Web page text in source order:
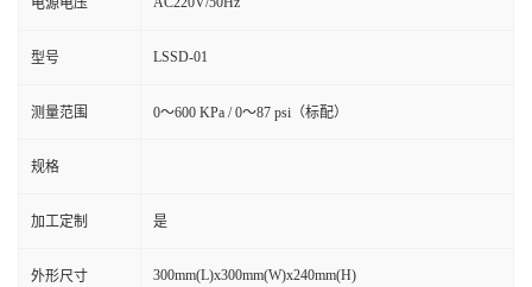
型号 LSSD-01
测量范围 0～600 KPa / 0～87 psi（标配）
规格
加工定制 是
外形尺寸 300mm(L)x300mm(W)x240mm(H)